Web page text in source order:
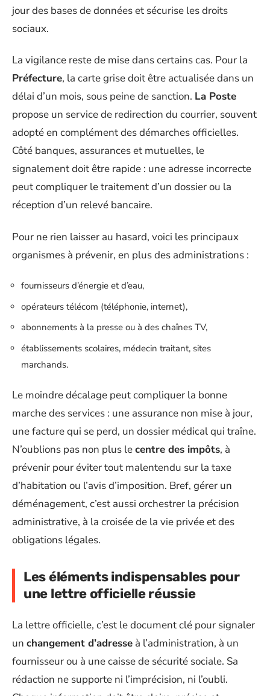
jour des bases de données et sécurise les droits
sociaux.
La vigilance reste de mise dans certains cas. Pour la
Préfecture, la carte grise doit être actualisée dans un
délai d’un mois, sous peine de sanction. La Poste
propose un service de redirection du courrier, souvent
adopté en complément des démarches officielles.
Côté banques, assurances et mutuelles, le
signalement doit être rapide : une adresse incorrecte
peut compliquer le traitement d’un dossier ou la
réception d’un relevé bancaire.
Pour ne rien laisser au hasard, voici les principaux
organismes à prévenir, en plus des administrations :
fournisseurs d’énergie et d’eau,
opérateurs télécom (téléphonie, internet),
abonnements à la presse ou à des chaînes TV,
établissements scolaires, médecin traitant, sites
marchands.
Le moindre décalage peut compliquer la bonne
marche des services : une assurance non mise à jour,
une facture qui se perd, un dossier médical qui traîne.
N’oublions pas non plus lecentre des impôts, à
prévenir pour éviter tout malentendu sur la taxe
d’habitation ou l’avis d’imposition. Bref, gérer un
déménagement, c’est aussi orchestrer la précision
administrative, à la croisée de la vie privée et des
obligations légales.
Les éléments indispensables pour
une lettre officielle réussie
La lettre officielle, c’est le document clé pour signaler
un changement d’adresse à l’administration, à un
fournisseur ou à une caisse de sécurité sociale. Sa
rédaction ne supporte ni l’imprécision, ni l’oubli.